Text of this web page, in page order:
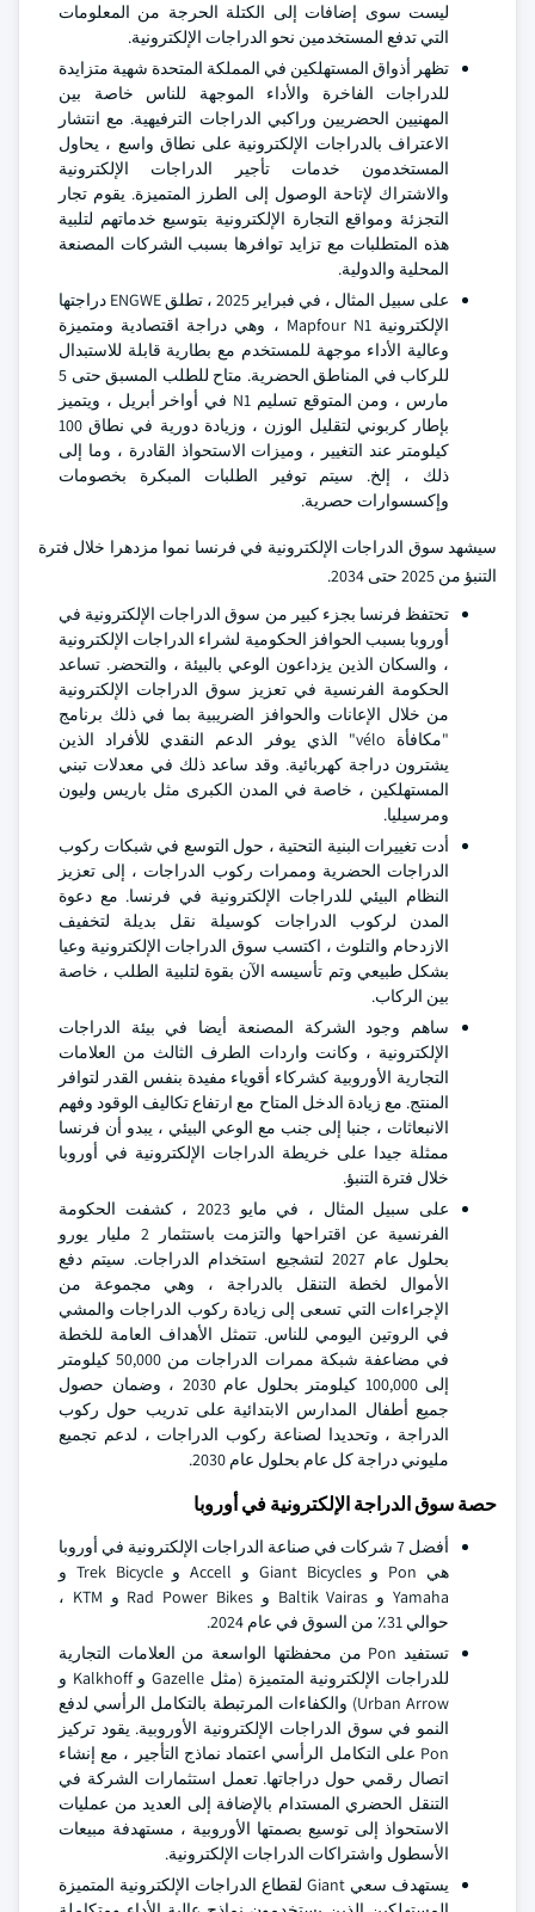
ليست سوى إضافات إلى الكتلة الحرجة من المعلومات
التي تدفع المستخدمين نحو الدراجات الإلكترونية.
تظهر أذواق المستهلكين في المملكة المتحدة شهية متزايدة
للدراجات الفاخرة والأداء الموجهة للناس خاصة بين
المهنيين الحضريين وراكبي الدراجات الترفيهية. مع انتشار
الاعتراف بالدراجات الإلكترونية على نطاق واسع ، يحاول
المستخدمون خدمات تأجير الدراجات الإلكترونية
والاشتراك لإتاحة الوصول إلى الطرز المتميزة. يقوم تجار
التجزئة ومواقع التجارة الإلكترونية بتوسيع خدماتهم لتلبية
هذه المتطلبات مع تزايد توافرها بسبب الشركات المصنعة
المحلية والدولية.
على سبيل المثال ، في فبراير 2025 ، تطلق ENGWE دراجتها
الإلكترونية Mapfour N1 ، وهي دراجة اقتصادية ومتميزة
وعالية الأداء موجهة للمستخدم مع بطارية قابلة للاستبدال
للركاب في المناطق الحضرية. متاح للطلب المسبق حتى 5
مارس ، ومن المتوقع تسليم N1 في أواخر أبريل ، ويتميز
بإطار كربوني لتقليل الوزن ، وزيادة دورية في نطاق 100
كيلومتر عند التغيير ، وميزات الاستحواذ القادرة ، وما إلى
ذلك ، إلخ. سيتم توفير الطلبات المبكرة بخصومات
وإكسسوارات حصرية.
سيشهد سوق الدراجات الإلكترونية في فرنسا نموا مزدهرا خلال فترة
التنبؤ من 2025 حتى 2034.
تحتفظ فرنسا بجزء كبير من سوق الدراجات الإلكترونية في
أوروبا بسبب الحوافز الحكومية لشراء الدراجات الإلكترونية
، والسكان الذين يزداعون الوعي بالبيئة ، والتحضر. تساعد
الحكومة الفرنسية في تعزيز سوق الدراجات الإلكترونية
من خلال الإعانات والحوافز الضريبية بما في ذلك برنامج
"مكافأة vélo" الذي يوفر الدعم النقدي للأفراد الذين
يشترون دراجة كهربائية. وقد ساعد ذلك في معدلات تبني
المستهلكين ، خاصة في المدن الكبرى مثل باريس وليون
ومرسيليا.
أدت تغييرات البنية التحتية ، حول التوسع في شبكات ركوب
الدراجات الحضرية وممرات ركوب الدراجات ، إلى تعزيز
النظام البيئي للدراجات الإلكترونية في فرنسا. مع دعوة
المدن لركوب الدراجات كوسيلة نقل بديلة لتخفيف
الازدحام والتلوث ، اكتسب سوق الدراجات الإلكترونية وعيا
بشكل طبيعي وتم تأسيسه الآن بقوة لتلبية الطلب ، خاصة
بين الركاب.
ساهم وجود الشركة المصنعة أيضا في بيئة الدراجات
الإلكترونية ، وكانت واردات الطرف الثالث من العلامات
التجارية الأوروبية كشركاء أقوياء مفيدة بنفس القدر لتوافر
المنتج. مع زيادة الدخل المتاح مع ارتفاع تكاليف الوقود وفهم
الانبعاثات ، جنبا إلى جنب مع الوعي البيئي ، يبدو أن فرنسا
ممثلة جيدا على خريطة الدراجات الإلكترونية في أوروبا
خلال فترة التنبؤ.
على سبيل المثال ، في مايو 2023 ، كشفت الحكومة
الفرنسية عن اقتراحها والتزمت باستثمار 2 مليار يورو
بحلول عام 2027 لتشجيع استخدام الدراجات. سيتم دفع
الأموال لخطة التنقل بالدراجة ، وهي مجموعة من
الإجراءات التي تسعى إلى زيادة ركوب الدراجات والمشي
في الروتين اليومي للناس. تتمثل الأهداف العامة للخطة
في مضاعفة شبكة ممرات الدراجات من 50,000 كيلومتر
إلى 100,000 كيلومتر بحلول عام 2030 ، وضمان حصول
جميع أطفال المدارس الابتدائية على تدريب حول ركوب
الدراجة ، وتحديدا لصناعة ركوب الدراجات ، لدعم تجميع
مليوني دراجة كل عام بحلول عام 2030.
حصة سوق الدراجة الإلكترونية في أوروبا
أفضل 7 شركات في صناعة الدراجات الإلكترونية في أوروبا
هي Pon و Giant Bicycles و Accell و Trek Bicycle و
Yamaha و Baltik Vairas و Rad Power Bikes و KTM ،
حوالي 31٪ من السوق في عام 2024.
تستفيد Pon من محفظتها الواسعة من العلامات التجارية
للدراجات الإلكترونية المتميزة (مثل Gazelle و Kalkhoff و
Urban Arrow) والكفاءات المرتبطة بالتكامل الرأسي لدفع
النمو في سوق الدراجات الإلكترونية الأوروبية. يقود تركيز
Pon على التكامل الرأسي اعتماد نماذج التأجير ، مع إنشاء
اتصال رقمي حول دراجاتها. تعمل استثمارات الشركة في
التنقل الحضري المستدام بالإضافة إلى العديد من عمليات
الاستحواذ إلى توسيع بصمتها الأوروبية ، مستهدفة مبيعات
الأسطول واشتراكات الدراجات الإلكترونية.
يستهدف سعي Giant لقطاع الدراجات الإلكترونية المتميزة